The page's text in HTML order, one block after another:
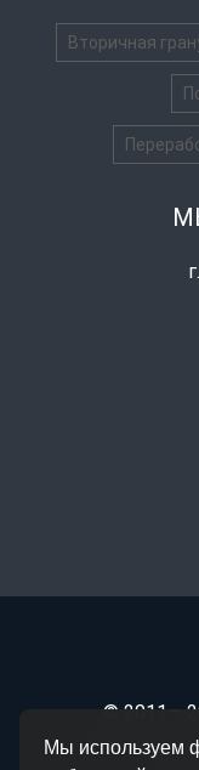
Вторичная
© 2011—
Политика
Мы используем